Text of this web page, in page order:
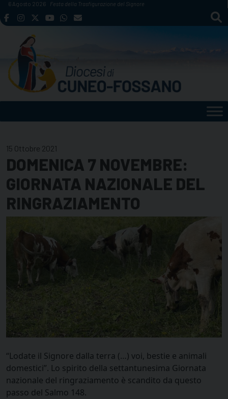
Skip
to
6 Agosto 2026 Festa della Trasfigurazione del Signore
15 Ottobre 2021
DOMENICA 7 NOVEMBRE:
GIORNATA NAZIONALE DEL
RINGRAZIAMENTO
“Lodate il Signore dalla terra (…) voi, bestie e animali
domestici”. Lo spirito della settantunesima Giornata
nazionale del ringraziamento è scandito da questo
passo del Salmo 148.